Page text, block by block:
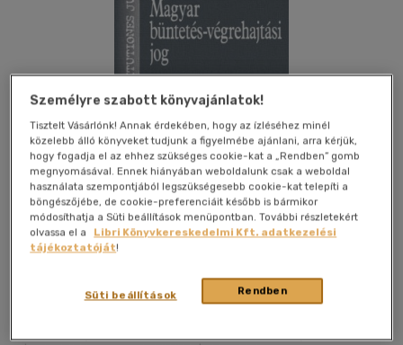
Személyre szabott könyvajánlatok!
Tisztelt Vásárlónk! Annak érdekében, hogy az ízléséhez minél
közelebb álló könyveket tudjunk a figyelmébe ajánlani, arra kérjük,
hogy fogadja el az ehhez szükséges cookie-kat a „Rendben” gomb
megnyomásával. Ennek hiányában weboldalunk csak a weboldal
használata szempontjából legszükségesebb cookie-kat telepíti a
böngészőjébe, de cookie-preferenciáit később is bármikor
módosíthatja a Süti beállítások menüpontban. További részletekért
olvassa el a
Libri Könyvkereskedelmi Kft. adatkezelési
tájékoztatóját!
Rendben
Süti beállítások